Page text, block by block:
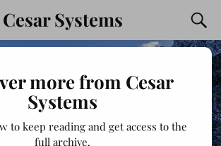
Cesar Systems
more from Cesar
Systems
to keep reading and get access to the
full archive.